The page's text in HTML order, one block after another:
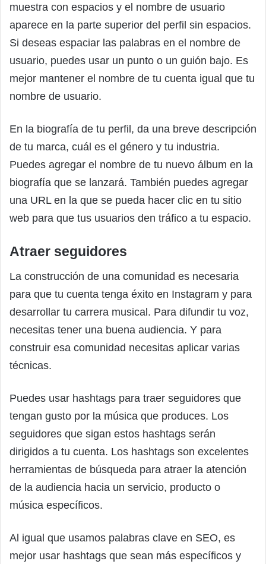
muestra con espacios y el nombre de usuario
aparece en la parte superior del perfil sin espacios.
Si deseas espaciar las palabras en el nombre de
usuario, puedes usar un punto o un guión bajo. Es
mejor mantener el nombre de tu cuenta igual que tu
nombre de usuario.
En la biografía de tu perfil, da una breve descripción
de tu marca, cuál es el género y tu industria.
Puedes agregar el nombre de tu nuevo álbum en la
biografía que se lanzará. También puedes agregar
una URL en la que se pueda hacer clic en tu sitio
web para que tus usuarios den tráfico a tu espacio.
Atraer seguidores
La construcción de una comunidad es necesaria
para que tu cuenta tenga éxito en Instagram y para
desarrollar tu carrera musical. Para difundir tu voz,
necesitas tener una buena audiencia. Y para
construir esa comunidad necesitas aplicar varias
técnicas.
Puedes usar hashtags para traer seguidores que
tengan gusto por la música que produces. Los
seguidores que sigan estos hashtags serán
dirigidos a tu cuenta. Los hashtags son excelentes
herramientas de búsqueda para atraer la atención
de la audiencia hacia un servicio, producto o
música específicos.
Al igual que usamos palabras clave en SEO, es
mejor usar hashtags que sean más específicos y